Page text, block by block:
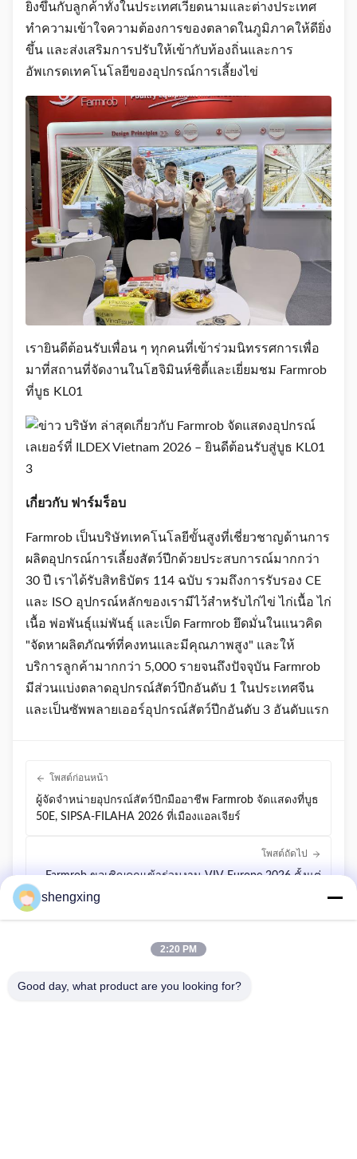
ยิ่งขึ้นกับลูกค้าทั้งในประเทศเวียดนามและต่างประเทศ
ทำความเข้าใจความต้องการของตลาดในภูมิภาคให้ดียิ่ง
ขึ้น และส่งเสริมการปรับให้เข้ากับท้องถิ่นและการ
อัพเกรดเทคโนโลยีของอุปกรณ์การเลี้ยงไข่
เรายินดีต้อนรับเพื่อน ๆ ทุกคนที่เข้าร่วมนิทรรศการเพื่อ
มาที่สถานที่จัดงานในโฮจิมินห์ซิตี้และเยี่ยมชม Farmrob
ที่บูธ KL01
เกี่ยวกับ ฟาร์มร็อบ
Farmrob เป็นบริษัทเทคโนโลยีขั้นสูงที่เชี่ยวชาญด้านการ
ผลิตอุปกรณ์การเลี้ยงสัตว์ปีกด้วยประสบการณ์มากกว่า
30 ปี เราได้รับสิทธิบัตร 114 ฉบับ รวมถึงการรับรอง CE
และ ISO อุปกรณ์หลักของเรามีไว้สำหรับไก่ไข่ ไก่เนื้อ ไก่
เนื้อ พ่อพันธุ์แม่พันธุ์ และเป็ด Farmrob ยึดมั่นในแนวคิด
"จัดหาผลิตภัณฑ์ที่คงทนและมีคุณภาพสูง" และให้
บริการลูกค้ามากกว่า 5,000 รายจนถึงปัจจุบัน Farmrob
มีส่วนแบ่งตลาดอุปกรณ์สัตว์ปีกอันดับ 1 ในประเทศจีน
และเป็นซัพพลายเออร์อุปกรณ์สัตว์ปีกอันดับ 3 อันดับแรก
โพสต์ก่อนหน้า
ผู้จัดจำหน่ายอุปกรณ์สัตว์ปีกมืออาชีพ Farmrob จัดแสดงที่บูธ
50E, SIPSA-FILAHA 2026 ที่เมืองแอลเจียร์
โพสต์ถัดไป
Farmrob ขอเชิญคุณเข้าร่วมงาน VIV Europe 2026 ตั้งแต่
shengxing
2:20 PM
Good day, what product are you looking for?